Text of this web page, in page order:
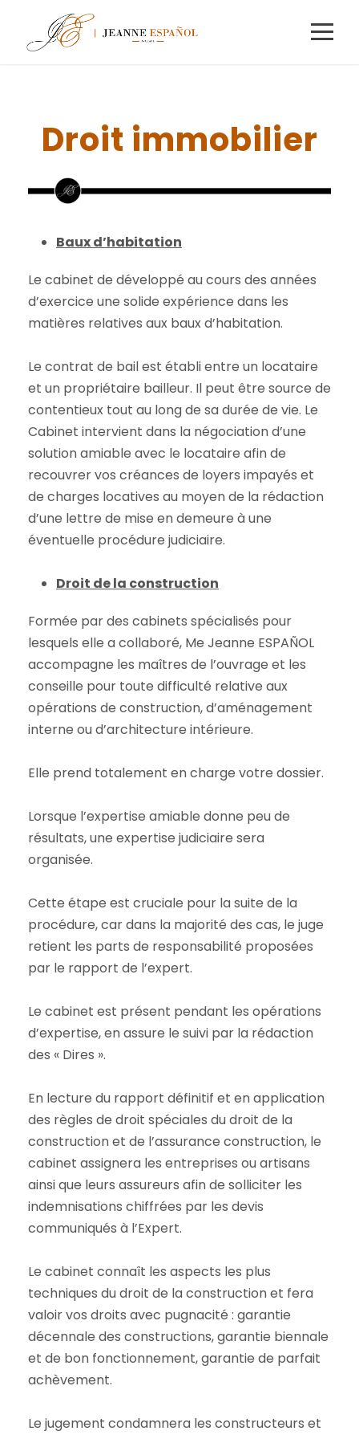
Droit immobilier
Baux d’habitation
Le cabinet de développé au cours des années
d’exercice une solide expérience dans les
matières relatives aux baux d’habitation.
Le contrat de bail est établi entre un locataire
et un propriétaire bailleur. Il peut être source de
contentieux tout au long de sa durée de vie. Le
Cabinet intervient dans la négociation d’une
solution amiable avec le locataire afin de
recouvrer vos créances de loyers impayés et
de charges locatives au moyen de la rédaction
d’une lettre de mise en demeure à une
éventuelle procédure judiciaire.
Droit de la construction
Formée par des cabinets spécialisés pour
lesquels elle a collaboré, Me Jeanne ESPAÑOL
accompagne les maîtres de l’ouvrage et les
conseille pour toute difficulté relative aux
opérations de construction, d’aménagement
interne ou d’architecture intérieure.
Elle prend totalement en charge votre dossier.
Lorsque l’expertise amiable donne peu de
résultats, une expertise judiciaire sera
organisée.
Cette étape est cruciale pour la suite de la
procédure, car dans la majorité des cas, le juge
retient les parts de responsabilité proposées
par le rapport de l’expert.
Le cabinet est présent pendant les opérations
d’expertise, en assure le suivi par la rédaction
des « Dires ».
En lecture du rapport définitif et en application
des règles de droit spéciales du droit de la
construction et de l’assurance construction, le
cabinet assignera les entreprises ou artisans
ainsi que leurs assureurs afin de solliciter les
indemnisations chiffrées par les devis
communiqués à l’Expert.
Le cabinet connaît les aspects les plus
techniques du droit de la construction et fera
valoir vos droits avec pugnacité : garantie
décennale des constructions, garantie biennale
et de bon fonctionnement, garantie de parfait
achèvement.
Le jugement condamnera les constructeurs et